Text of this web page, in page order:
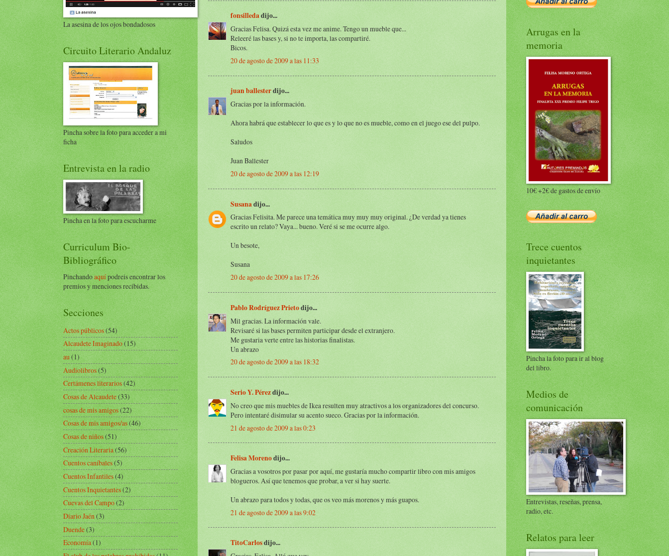
fonsilledadijo...
Gracias Felisa. Quizá esta vez me anime. Tengo un mueble que...
Releeré las bases y, si no te importa, las compartiré.
Bicos.
20 de agosto de 2009 a las 11:33
juan ballesterdijo...
Gracias por la información.
Ahora habrá que establecer lo que es y lo que no es mueble, como en el juego ese del pulpo.
Saludos
Juan Ballester
20 de agosto de 2009 a las 12:19
Susanadijo...
Gracias Felisita. Me parece una temática muy muy muy original. ¿De verdad ya tienes
escrito un relato? Vaya... bueno. Veré si se me ocurre algo.
Un besote,
Susana
20 de agosto de 2009 a las 17:26
Pablo Rodríguez Prietodijo...
Mil gracias. La información vale.
Revisaré si las bases permiten participar desde el extranjero.
Me gustaria verte entre las historias finalistas.
Un abrazo
20 de agosto de 2009 a las 18:32
Serio Y. Pérezdijo...
No creo que mis muebles de Ikea resulten muy atractivos a los organizadores del concurso.
Pero intentaré disimular su acento sueco. Gracias por la información.
21 de agosto de 2009 a las 0:23
Felisa Morenodijo...
Gracias a vosotros por pasar por aquí, me gustaría mucho compartir libro con mis amigos
blogueros. Así que tenemos que probar, a ver si hay suerte.
Un abrazo para todos y todas, que os veo más morenos y más guapos.
21 de agosto de 2009 a las 9:02
TitoCarlosdijo...
La asesina de los ojos bondadosos
Circuito Literario Andaluz
Pincha sobre la foto para acceder a mi
ficha
Entrevista en la radio
Pincha en la foto para escucharme
Curriculum Bio-
Bibliográfico
Pinchandoaquípodreis encontrar los
premios y menciones recibidas.
Secciones
Actos públicos(54)
Alcaudete Imaginado(15)
au(1)
Audiolibros(5)
Certámenes literarios(42)
Cosas de Alcaudete(33)
cosas de mis amigos(22)
Cosas de mis amigos/as(46)
Cosas de niños(51)
Creación Literaria(56)
Cuentos caníbales(5)
Cuentos Infantiles(4)
Cuentos Inquietantes(2)
Cuevas del Campo(2)
Diario Jaén(3)
Duende(3)
Economía(1)
Arrugas en la
memoria
10€ +2€ de gastos de envío
Trece cuentos
inquietantes
Pincha la foto para ir al blog
del libro.
Medios de
comunicación
Entrevistas, reseñas, prensa,
radio, etc.
Relatos para leer